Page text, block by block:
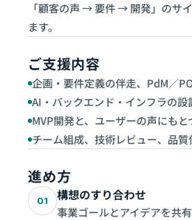
「顧客の声 → 要件 → 開発」のサ
ます。
ご支援内容
企画・要件定義の伴走、PdM／
AI・バックエンド・インフラの設
MVP開発と、ユーザーの声にも
チーム組成、技術レビュー、品質
進め方
01 構想のすり合わせ
事業ゴールとアイデアを共